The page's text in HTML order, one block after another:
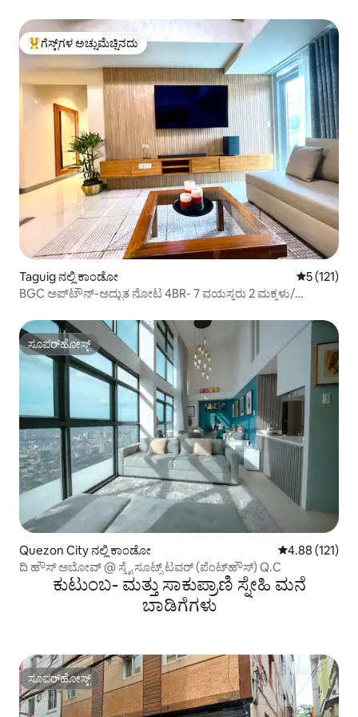
ಗೆಸ್ಟ್‌ಗಳಿಗೆ ಅತಿ ಹೆಚ್ಚು ಅಚ್ಚುಮೆಚ್ಚಿನದು
ಗೆಸ್ಟ್‌ಗಳ ಅಚ್ಚುಮೆಚ್ಚಿನದು
Taguig ನಲ್ಲಿ ಕಾಂಡೋ 5 ರಲ್ಲಿ 5
5 (121)
BGC ಅಪ್‌ಟೌನ್-ಅದ್ಭುತ ನೋಟ 4BR- 7 ವಯಸ್ಕರು 2 ಮಕ್ಕಳು/
ಸೂಪರ್‌ಹೋಸ್ಟ್
ಸೂಪರ್‌ಹೋಸ್ಟ್
Quezon City ನಲ್ಲಿ ಕಾಂಡೋ 5 ರಲ್ಲಿ 4.88
4.88 (121)
ದಿ ಹೌಸ್ ಅಬೋವ್ @ ಸ್ಕೈ ಸೂಟ್ಸ್ ಟವರ್ (ಪೆಂಟ್‌ಹೌಸ್) Q.C
ಕುಟುಂಬ- ಮತ್ತು ಸಾಕುಪ್ರಾಣಿ ಸ್ನೇಹಿ ಮನೆ
ಬಾಡಿಗೆಗಳು
ಸೂಪರ್‌ಹೋಸ್ಟ್
ಸೂಪರ್‌ಹೋಸ್ಟ್